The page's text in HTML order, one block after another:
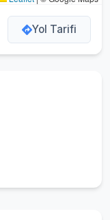
Yol Tarifi